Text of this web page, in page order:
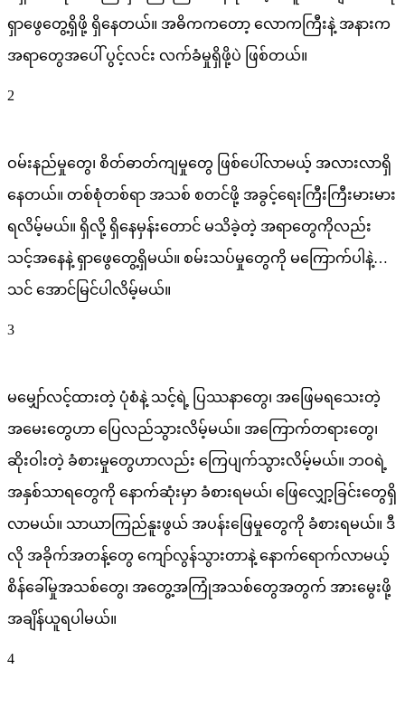
ရှာဖွေတွေ့ရှိဖို့ ရှိနေတယ်။ အဓိကကတော့ လောကကြီးနဲ့ အနားက
အရာတွေအပေါ် ပွင့်လင်း လက်ခံမှုရှိဖို့ပဲ ဖြစ်တယ်။
2
ဝမ်းနည်မှုတွေ၊ စိတ်ဓာတ်ကျမှုတွေ ဖြစ်ပေါ်လာမယ့် အလားလာရှိ
နေတယ်။ တစ်စုံတစ်ရာ အသစ် စတင်ဖို့ အခွင့်ရေးကြီးကြီးမားမား
ရလိမ့်မယ်။ ရှိလို့ ရှိနေမှန်းတောင် မသိခဲ့တဲ့ အရာတွေကိုလည်း
သင့်အနေနဲ့ ရှာဖွေတွေ့ရှိမယ်။ စမ်းသပ်မှုတွေကို မကြောက်ပါနဲ့…
သင် အောင်မြင်ပါလိမ့်မယ်။
3
မမျှော်လင့်ထားတဲ့ ပုံစံနဲ့ သင့်ရဲ့ ပြဿနာတွေ၊ အဖြေမရသေးတဲ့
အမေးတွေဟာ ပြေလည်သွားလိမ့်မယ်။ အကြောက်တရားတွေ၊
ဆိုးဝါးတဲ့ ခံစားမှုတွေဟာလည်း ကြေပျက်သွားလိမ့်မယ်။ ဘဝရဲ့
အနှစ်သာရတွေကို နောက်ဆုံးမှာ ခံစားရမယ်၊ ဖြေလျှော့ခြင်းတွေရှိ
လာမယ်။ သာယာကြည်နူးဖွယ် အပန်းဖြေမှုတွေကို ခံစားရမယ်။ ဒီ
လို အခိုက်အတန့်တွေ ကျော်လွန်သွားတာနဲ့ နောက်ရောက်လာမယ့်
စိန်ခေါ်မှုအသစ်တွေ၊ အတွေ့အကြုံအသစ်တွေအတွက် အားမွေးဖို့
အချိန်ယူရပါမယ်။
4